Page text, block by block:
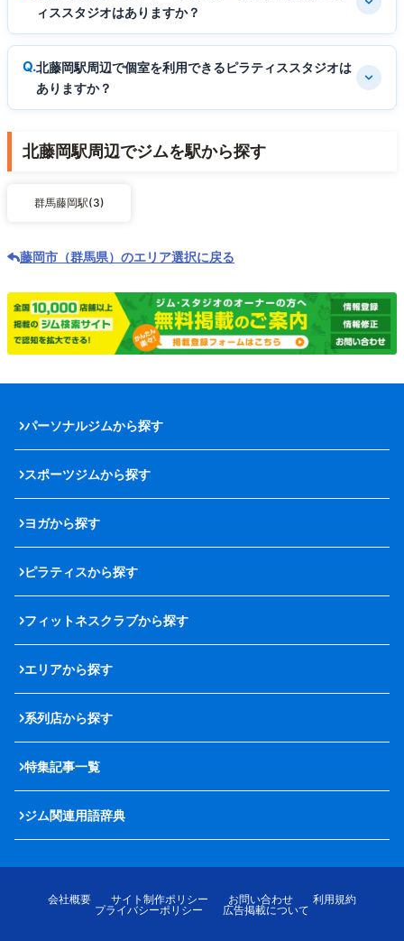
ィススタジオはありますか？
北藤岡駅周辺で個室を利用できるピラティススタジオは
ありますか？
北藤岡駅周辺でジムを駅から探す
群馬藤岡駅(3)
藤岡市（群馬県）のエリア選択に戻る
パーソナルジムから探す
スポーツジムから探す
ヨガから探す
ピラティスから探す
フィットネスクラブから探す
エリアから探す
系列店から探す
特集記事一覧
ジム関連用語辞典
会社概要 サイト制作ポリシー お問い合わせ
利用規約
プライバシーポリシー
広告掲載について